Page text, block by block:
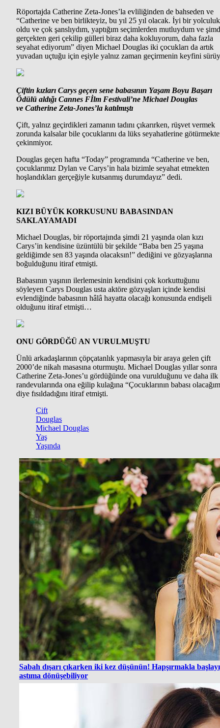
Röportajda Catherine Zeta-Jones’la evliliğinden de bahseden ve
“Catherine ve ben birlikteyiz, bu yıl 25 yıl olacak. İyi bir yolculuk
oldu ve çok şanslıydım, yaptığım seçimlerden mutluydum ve
gerçekten geri çekilip gülleri biraz daha kokluyorum, daha fazla
seyahat ediyorum” diyen Michael Douglas iki çocukları da artık
yuvadan uçtuğu için eşiyle yalnız zaman geçirmenin keyfini
Çiftin kızları Carys geçen sene babasının Yaşam Boyu Başarı
Ödülü aldığı Cannes Fİlm Festivali’ne Michael Douglas
ve Catherine Zeta-Jones’la katılmıştı
Çift, yalnız geçirdikleri zamanın tadını çıkarırken, rüşvet vermek
zorunda kalsalar bile çocuklarını da lüks seyahatlerine
çekinmiyor.
Douglas geçen hafta “Today” programında “Catherine ve ben,
çocuklarımız Dylan ve Carys’in hala bizimle seyahat etmekten
hoşlandıkları gerçeğiyle kutsanmış durumdayız” dedi.
KIZI BÜYÜK KORKUSUNU BABASINDAN
SAKLAYAMADI
Michael Douglas, bir röportajında şimdi 21 yaşında olan kızı
Carys’in kendisine üzüntülü bir şekilde “Baba ben 25 yaşına
geldiğimde sen 83 yaşında olacaksın!” dediğini ve gözyaşlarına
boğulduğunu itiraf etmişti.
Babasının yaşının ilerlemesinin kendisini çok korkuttuğunu
söyleyen Carys Douglas usta aktöre gözyaşları içinde kendisi
evlendiğinde babasının hâlâ hayatta olacağı konusunda endişeli
olduğunu itiraf etmişti…
ONU GÖRDÜĞÜ AN VURULMUŞTU
Ünlü arkadaşlarının çöpçatanlık yapmasıyla bir araya gelen çift
2000’de nikah masasına oturmuştu. Michael Douglas yıllar sonra
Catherine Zeta-Jones’u gördüğünde ona vurulduğunu ve daha ilk
randevularında ona eğilip kulağına “Çocuklarının babası
diye fısıldadığını itiraf etmişti.
Çift
Douglas
Michael Douglas
Yaş
Yaşında
Sabah dışarı çıkarken iki kez düşünün! Hapşırmakla
astıma dönüşebiliyor